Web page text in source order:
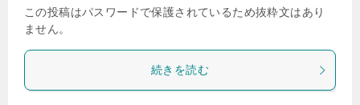
この投稿はパスワードで保護されているため抜粋文はあり
ません。
続きを読む